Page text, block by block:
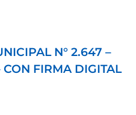
N° 2.647 –
FIRMA DIGITAL